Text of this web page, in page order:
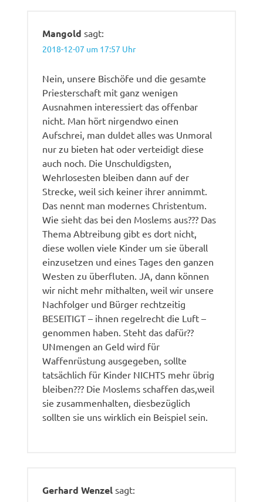
Mangold sagt:
2018-12-07 um 17:57 Uhr
Nein, unsere Bischöfe und die gesamte
Priesterschaft mit ganz wenigen
Ausnahmen interessiert das offenbar
nicht. Man hört nirgendwo einen
Aufschrei, man duldet alles was Unmoral
nur zu bieten hat oder verteidigt diese
auch noch. Die Unschuldigsten,
Wehrlosesten bleiben dann auf der
Strecke, weil sich keiner ihrer annimmt.
Das nennt man modernes Christentum.
Wie sieht das bei den Moslems aus??? Das
Thema Abtreibung gibt es dort nicht,
diese wollen viele Kinder um sie überall
einzusetzen und eines Tages den ganzen
Westen zu überfluten. JA, dann können
wir nicht mehr mithalten, weil wir unsere
Nachfolger und Bürger rechtzeitig
BESEITIGT – ihnen regelrecht die Luft –
genommen haben. Steht das dafür??
UNmengen an Geld wird für
Waffenrüstung ausgegeben, sollte
tatsächlich für Kinder NICHTS mehr übrig
bleiben??? Die Moslems schaffen das,weil
sie zusammenhalten, diesbezüglich
sollten sie uns wirklich ein Beispiel sein.
Gerhard Wenzel sagt: